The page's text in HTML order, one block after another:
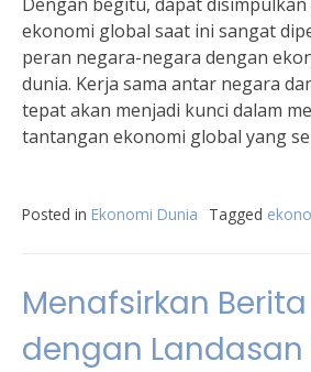
ekonomi global saat ini sangat
peran negara-negara dengan
dunia. Kerja sama antar negara
tepat akan menjadi kunci dalam
tantangan ekonomi global yang
Posted in Ekonomi Dunia Tagged
Menafsirkan
dengan Landasan